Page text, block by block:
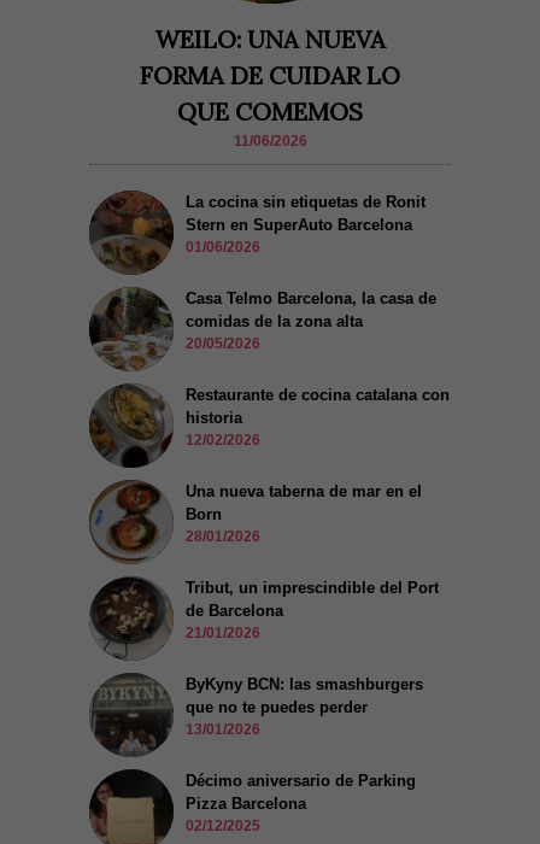
WEILO: UNA NUEVA
FORMA DE CUIDAR LO
QUE COMEMOS
11/06/2026
La cocina sin etiquetas de Ronit
Stern en SuperAuto Barcelona
01/06/2026
Casa Telmo Barcelona, la casa de
comidas de la zona alta
20/05/2026
Restaurante de cocina catalana con
historia
12/02/2026
Una nueva taberna de mar en el
Born
28/01/2026
Tribut, un imprescindible del Port
de Barcelona
21/01/2026
ByKyny BCN: las smashburgers
que no te puedes perder
13/01/2026
Décimo aniversario de Parking
Pizza Barcelona
02/12/2025